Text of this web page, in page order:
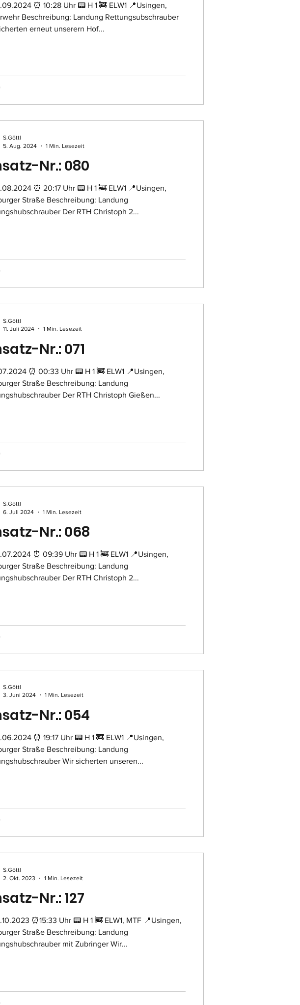
⏰ 10:28 Uhr 📟 H 1 🚒 ELW1 📍Usingen,
Beschreibung: Landung Rettungsubschrauber
erneut unserern Hof...
Nr.: 080
⏰ 20:17 Uhr 📟 H 1 🚒 ELW1 📍Usingen,
Straße Beschreibung: Landung
Der RTH Christoph 2...
S.Göttl
5. Aug. 2024
1 Min. Lesezeit
Nr.: 071
⏰ 00:33 Uhr 📟 H 1 🚒 ELW1 📍Usingen,
Straße Beschreibung: Landung
Der RTH Christoph Gießen...
S.Göttl
11. Juli 2024
1 Min. Lesezeit
Nr.: 068
⏰ 09:39 Uhr 📟 H 1 🚒 ELW1 📍Usingen,
Straße Beschreibung: Landung
Der RTH Christoph 2...
S.Göttl
6. Juli 2024
1 Min. Lesezeit
Nr.: 054
⏰ 19:17 Uhr 📟 H 1 🚒 ELW1 📍Usingen,
Straße Beschreibung: Landung
Wir sicherten unseren...
S.Göttl
3. Juni 2024
1 Min. Lesezeit
Nr.: 127
⏰15:33 Uhr 📟 H 1 🚒 ELW1, MTF 📍Usingen,
Straße Beschreibung: Landung
mit Zubringer Wir...
S.Göttl
2. Okt. 2023
1 Min. Lesezeit